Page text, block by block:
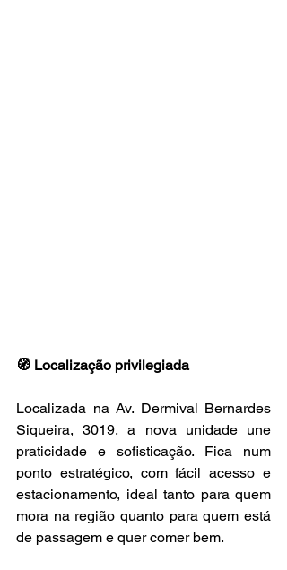
🧭 Localização privilegiada
Localizada na Av. Dermival Bernardes
Siqueira, 3019, a nova unidade une
praticidade e sofisticação. Fica num
ponto estratégico, com fácil acesso e
estacionamento, ideal tanto para quem
mora na região quanto para quem está
de passagem e quer comer bem.